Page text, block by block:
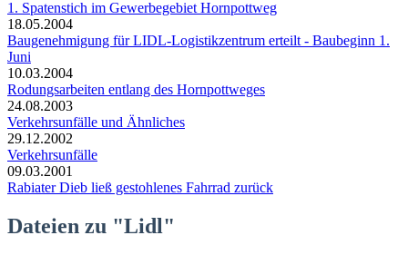
1. Spatenstich im Gewerbegebiet Hornpottweg
18.05.2004
Baugenehmigung für LIDL-Logistikzentrum erteilt - Baubeginn 1.
Juni
10.03.2004
Rodungsarbeiten entlang des Hornpottweges
24.08.2003
Verkehrsunfälle und Ähnliches
29.12.2002
Verkehrsunfälle
09.03.2001
Rabiater Dieb ließ gestohlenes Fahrrad zurück
Dateien zu "Lidl"